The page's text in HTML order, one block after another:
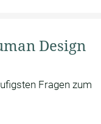
Design
Fragen zum